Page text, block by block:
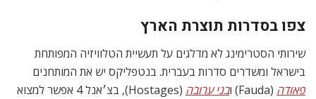
צפו בסדרות תוצרת הארץ
שירותי הסטרימינג לא מדלגים על תעשיית הטלוויזיה המפותחת
בישראל ומשדרים סדרות בעברית. בנטפליקס יש את המותחנים
פאודה (Fauda) ו בני ערובה
(Hostages), בצ׳אנל 4 אפשר למצוא